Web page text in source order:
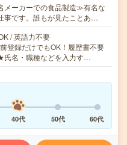
メーカーでの食品製造≫有名な
事です。誰もが見たことあ…
/ 英語力不要
登録だけでもOK！履歴書不要
氏名・職種などを入力す…
40代 50代 60代